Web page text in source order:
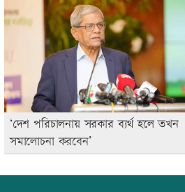
‘দেশ পরিচালনায় সরকার ব্যর্থ হলে তখন
সমালোচনা করবেন’